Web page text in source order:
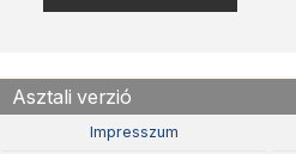
Asztali verzió
Impresszum